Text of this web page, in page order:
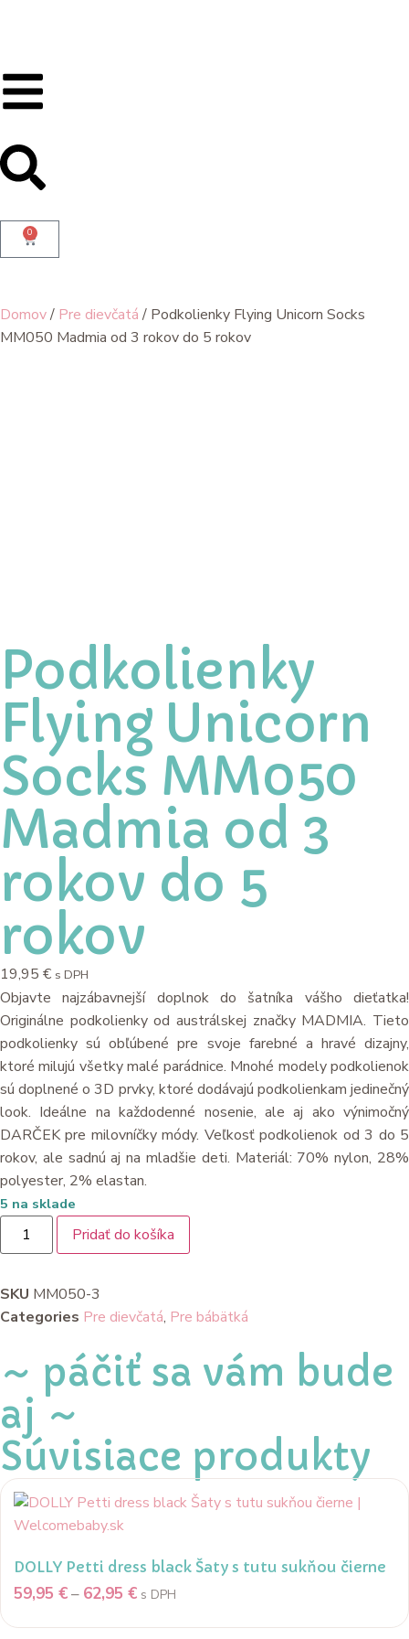
0
Domov/ Pre dievčatá/ Podkolienky Flying Unicorn Socks
MM050 Madmia od 3 rokov do 5 rokov
Podkolienky
Flying Unicorn
Socks MM050
Madmia od 3
rokov do 5
rokov
19,95 € s DPH
Objavte najzábavnejší doplnok do šatníka vášho dieťatka!
Originálne podkolienky od austrálskej značky MADMIA. Tieto
podkolienky sú obľúbené pre svoje farebné a hravé dizajny,
ktoré milujú všetky malé parádnice. Mnohé modely podkolienok
sú doplnené o 3D prvky, ktoré dodávajú podkolienkam jedinečný
look. Ideálne na každodenné nosenie, ale aj ako výnimočný
DARČEK pre milovníčky módy. Veľkosť podkolienok od 3 do 5
rokov, ale sadnú aj na mladšie deti. Materiál: 70% nylon, 28%
polyester, 2% elastan.
5 na sklade
Pridať do košíka
SKU MM050-3
Categories Pre dievčatá, Pre bábätká
~ páčiť sa vám bude
aj ~
Súvisiace produkty
DOLLY Petti dress black Šaty s tutu sukňou čierne
59,95 €– 62,95 € s DPH